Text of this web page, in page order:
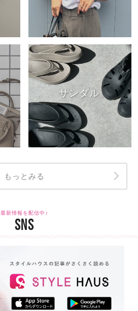
サンダル
もっとみる
最新情報を配信中♪
SNS